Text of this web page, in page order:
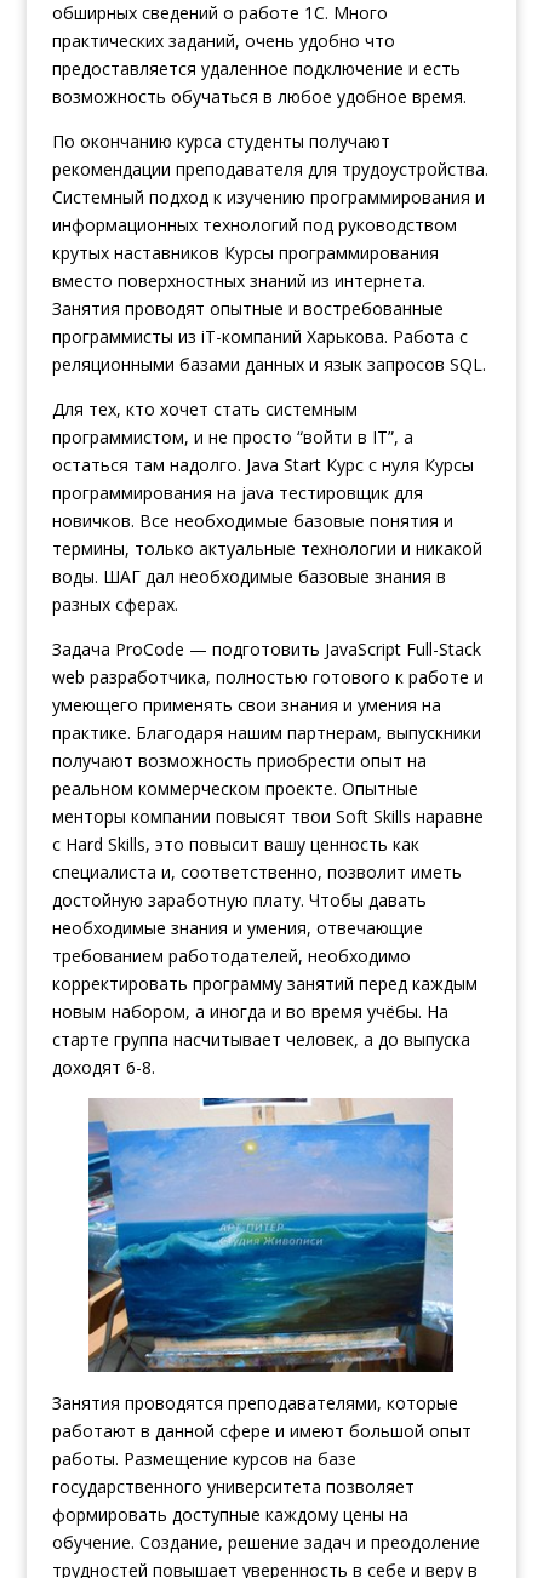
обширных сведений о работе 1С. Много
практических заданий, очень удобно что
предоставляется удаленное подключение и есть
возможность обучаться в любое удобное время.
По окончанию курса студенты получают
рекомендации преподавателя для трудоустройства.
Системный подход к изучению программирования и
информационных технологий под руководством
крутых наставников Курсы программирования
вместо поверхностных знаний из интернета.
Занятия проводят опытные и востребованные
программисты из iT-компаний Харькова. Работа с
реляционными базами данных и язык запросов SQL.
Для тех, кто хочет стать системным
программистом, и не просто “войти в IT”, а
остаться там надолго. Java Start Курс с нуля Курсы
программирования на java тестировщикдля
новичков. Все необходимые базовые понятия и
термины, только актуальные технологии и никакой
воды. ШАГ дал необходимые базовые знания в
разных сферах.
Задача ProCode — подготовить JavaScript Full-Stack
web разработчика, полностью готового к работе и
умеющего применять свои знания и умения на
практике. Благодаря нашим партнерам, выпускники
получают возможность приобрести опыт на
реальном коммерческом проекте. Опытные
менторы компании повысят твои Soft Skills наравне
с Hard Skills, это повысит вашу ценность как
специалиста и, соответственно, позволит иметь
достойную заработную плату. Чтобы давать
необходимые знания и умения, отвечающие
требованием работодателей, необходимо
корректировать программу занятий перед каждым
новым набором, а иногда и во время учёбы. На
старте группа насчитывает человек, а до выпуска
доходят 6-8.
Занятия проводятся преподавателями, которые
работают в данной сфере и имеют большой опыт
работы. Размещение курсов на базе
государственного университета позволяет
формировать доступные каждому цены на
обучение. Создание, решение задач и преодоление
трудностей повышает уверенность в себе и веру в